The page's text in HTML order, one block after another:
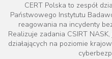
CERT Polska to zespół
Państwowego Instytutu
reagowania na incydenty
Realizuje zadania CSIRT
działających na poziomie